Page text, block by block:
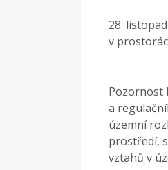
28.
v
Pozornost
a
územní
prostředí,
vztahů v